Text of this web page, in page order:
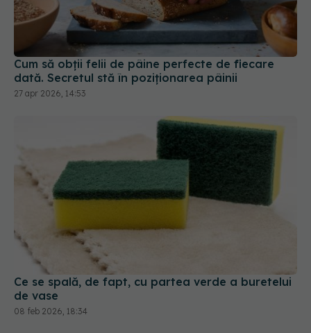
Cum să obții felii de pâine perfecte de fiecare
dată. Secretul stă în poziționarea pâinii
27 apr 2026, 14:53
Ce se spală, de fapt, cu partea verde a buretelui
de vase
08 feb 2026, 18:34